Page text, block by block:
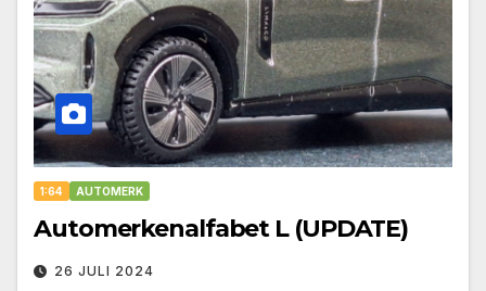
1:64 AUTOMERK
Automerkenalfabet L (UPDATE)
26 JULI 2024